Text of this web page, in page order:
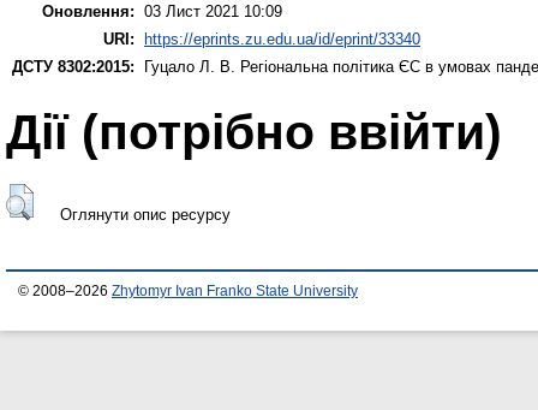
Оновлення: 03 Лист 2021 10:09
URI: https://eprints.zu.edu.ua/id/eprint/33340
ДСТУ 8302:2015:
Гуцало Л. В. Регіональна політика ЄС в умовах
Дії ​​(потрібно ввійти)
Оглянути опис ресурсу
© 2008–2026 Zhytomyr Ivan Franko State University